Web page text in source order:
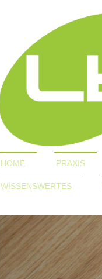
HOME PRAXIS
WISSENSWERTES